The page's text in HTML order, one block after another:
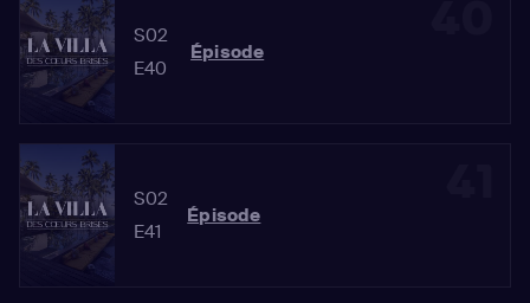
S02
E40
Épisode
S02
E41
Épisode